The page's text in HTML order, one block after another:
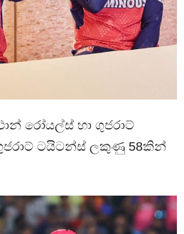
රෝයල්ස් හා ගුජරාට්
ටයිටන්ස් ලකුණු 58කින්